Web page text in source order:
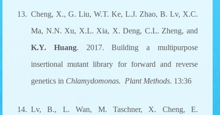
13. Cheng, X., G. Liu, W.T. Ke, L.J. Zhao, B. Lv, X.C.
Ma, N.N. Xu, X.L. Xia, X. Deng, C.L. Zheng, and
K.Y. Huang. 2017. Building a multipurpose
insertional mutant library for forward and reverse
genetics in Chlamydomonas. Plant Methods. 13:36
14. Lv, B., L. Wan, M. Taschner, X. Cheng, E.